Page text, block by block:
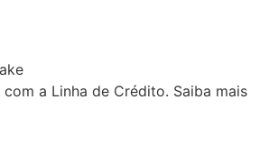
com a Linha de Crédito. Saiba mais